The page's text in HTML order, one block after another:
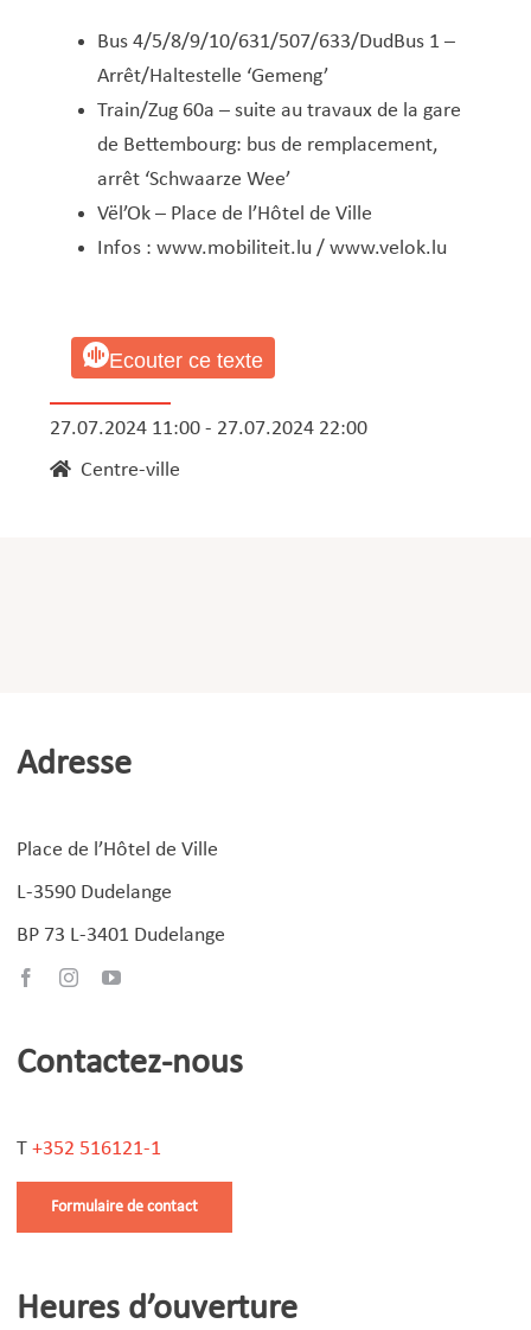
Bus 4/5/8/9/10/631/507/633/DudBus 1 –
Arrêt/Haltestelle ‘Gemeng’
Train/Zug 60a – suite au travaux de la gare
de Bettembourg: bus de remplacement,
arrêt ‘Schwaarze Wee’
Vël’Ok – Place de l’Hôtel de Ville
Infos : www.mobiliteit.lu/ www.velok.lu
Ecouter ce texte
27.07.2024 11:00 - 27.07.2024 22:00
Centre-ville
Adresse
Place de l’Hôtel de Ville
L-3590 Dudelange
BP 73 L-3401 Dudelange
Contactez-nous
T +352 516121-1
Formulaire de contact
Heures d’ouverture